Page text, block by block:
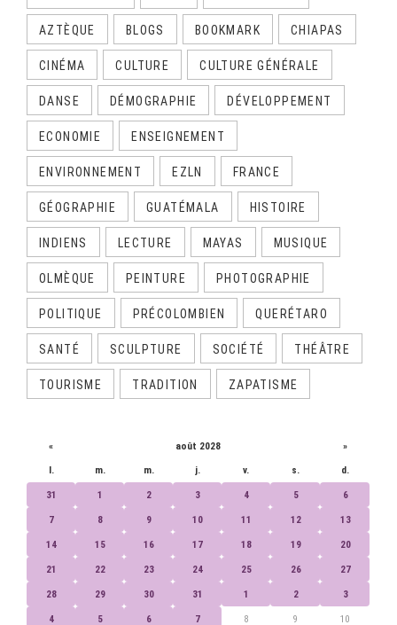
AZTÈQUE BLOGS BOOKMARK CHIAPAS
CINÉMA CULTURE CULTURE GÉNÉRALE
DANSE DÉMOGRAPHIE DÉVELOPPEMENT
ECONOMIE ENSEIGNEMENT
ENVIRONNEMENT EZLN FRANCE
GÉOGRAPHIE GUATÉMALA HISTOIRE
INDIENS LECTURE MAYAS MUSIQUE
OLMÈQUE PEINTURE PHOTOGRAPHIE
POLITIQUE PRÉCOLOMBIEN QUERÉTARO
SANTÉ SCULPTURE SOCIÉTÉ THÉÂTRE
TOURISME TRADITION ZAPATISME
« août 2028 »
l. m. m. j. v. s. d.
31 1 2 3 4 5 6
7 8 9 10 11 12 13
14 15 16 17 18 19 20
21 22 23 24 25 26 27
28 29 30 31 1 2 3
4 5 6 7 8 9 10